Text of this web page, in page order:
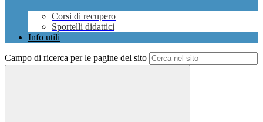
Corsi di recupero
Sportelli didattici
Info utili
Campo di ricerca per le pagine del sito